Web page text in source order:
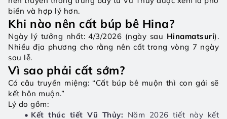
biến và hợp lý hơn.
Khi nào nên cất búp bê Hina?
Ngày lý tưởng nhất: 4/3/2026 (ngày sau Hinamatsuri).
Nhiều địa phương cho rằng nên cất trong vòng 7 ngày
sau lễ.
Vì sao phải cất sớm?
Có câu truyền miệng: “Cất búp bê muộn thì con gái sẽ
kết hôn muộn.”
Lý do gồm:
Kết thúc tiết Vũ Thủy: Năm 2026 tiết này kết